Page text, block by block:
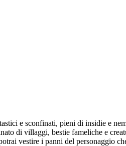
e sconfinati, pieni di insidie e
di villaggi, bestie fameliche e
vestire i panni del personaggio